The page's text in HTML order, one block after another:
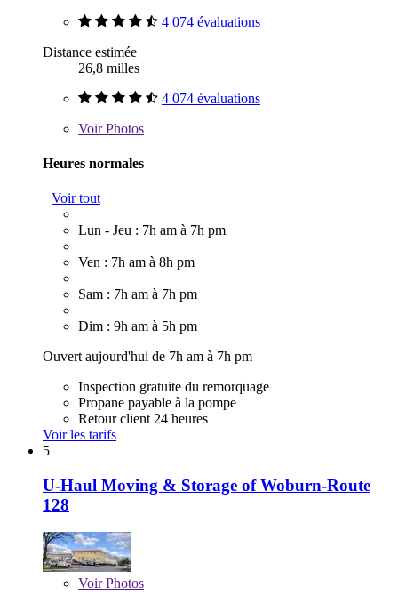
4 074 évaluations
Distance estimée
26,8 milles
4 074 évaluations
VoirPhotos
Heures normales
Voir tout
Lun - Jeu : 7h am à 7h pm
Ven : 7h am à 8h pm
Sam : 7h am à 7h pm
Dim : 9h am à 5h pm
Ouvert aujourd'hui de 7h am à 7h pm
Inspection gratuite du remorquage
Propane payable à la pompe
Retour client 24 heures
Voir les tarifs
5
U-Haul Moving & Storage of Woburn-Route
128
VoirPhotos